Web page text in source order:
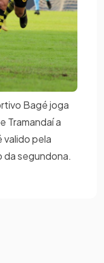
Bagé joga
Tramandaí a
valido pela
segundona.